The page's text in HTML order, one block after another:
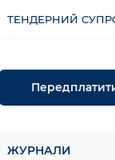
ТЕНДЕРНИЙ
ЖУРНАЛИ